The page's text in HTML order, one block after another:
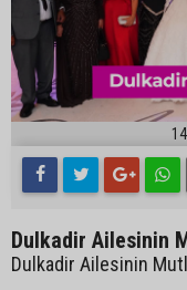
Dulkadir Ailesinin
Dulkadir Ailesinin